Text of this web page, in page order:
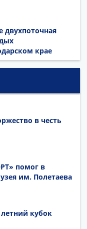
двухпоточная
крае
в честь
помог в
им. Полетаева
летний кубок